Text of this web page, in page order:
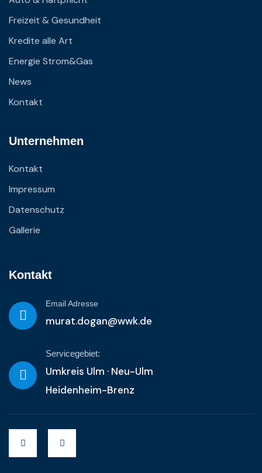
Freizeit & Gesundheit
Kredite alle Art
Energie Strom&Gas
News
Kontakt
Unternehmen
Kontakt
Impressum
Datenschutz
Gallerie
Kontakt
Email Adresse
murat.dogan@wwk.de
Servicegebiet:
Umkreis Ulm · Neu-Ulm
Heidenheim-Brenz